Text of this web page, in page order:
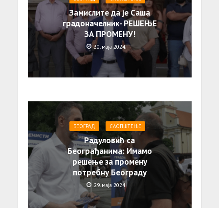
Замислите да је Саша
градоначелник- РЕШЕЊЕ
ЗА ПРОМЕНУ!
30. маја 2024.
БЕОГРАД САОПШТЕЊE
Радуловић са
Београђанима: Имамо
решење за промену
потребну Београду
29. маја 2024.